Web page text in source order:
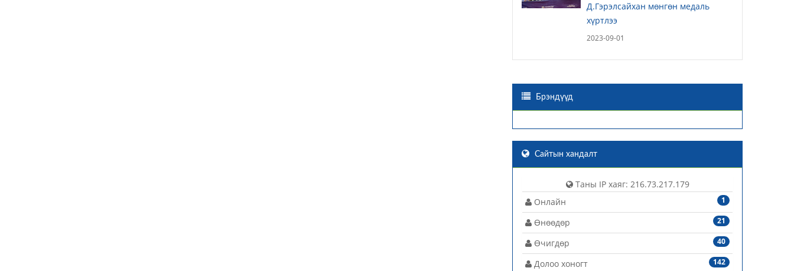
Д.Гэрэлсайхан мөнгөн медаль
хүртлээ
2023-09-01
Брэндүүд
Сайтын хандалт
Таны IP хаяг: 216.73.217.179
1
Онлайн
21
Өнөөдөр
40
Өчигдөр
142
Долоо хоногт